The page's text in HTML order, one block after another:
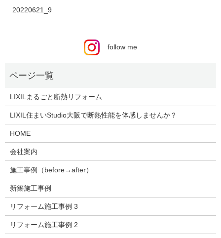
20220621_9
follow me
LIXILまるごと断熱リフォーム
LIXIL住まいStudio大阪で断熱性能を体感しませんか？
HOME
会社案内
施工事例（before→after）
新築施工事例
リフォーム施工事例 3
リフォーム施工事例 2